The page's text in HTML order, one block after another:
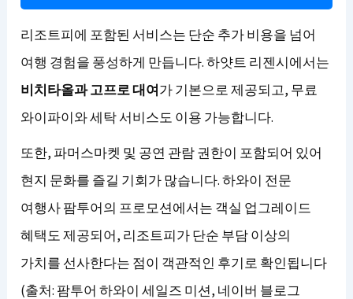
리조트피에 포함된 서비스는 단순 추가 비용을 넘어
여행 경험을 풍성하게 만듭니다. 하얏트 리젠시에서는
비치타올과 고프로 대여가 기본으로 제공되고, 무료
와이파이와 세탁 서비스도 이용 가능합니다.
또한, 파머스마켓 및 공연 관람 권한이 포함되어 있어
현지 문화를 즐길 기회가 많습니다. 하와이 전문
여행사 팜투어의 프로모션에서는 객실 업그레이드
혜택도 제공되어, 리조트피가 단순 부담 이상의
가치를 선사한다는 점이 객관적인 후기로 확인됩니다
(출처: 팜투어 하와이 세일즈 미션, 네이버 블로그